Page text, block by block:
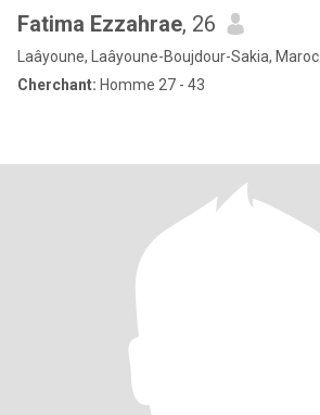
Fatima Ezzahrae, 26
Laâyoune, Laâyoune-Boujdour-Sakia, Maroc
Cherchant: Homme 27 - 43